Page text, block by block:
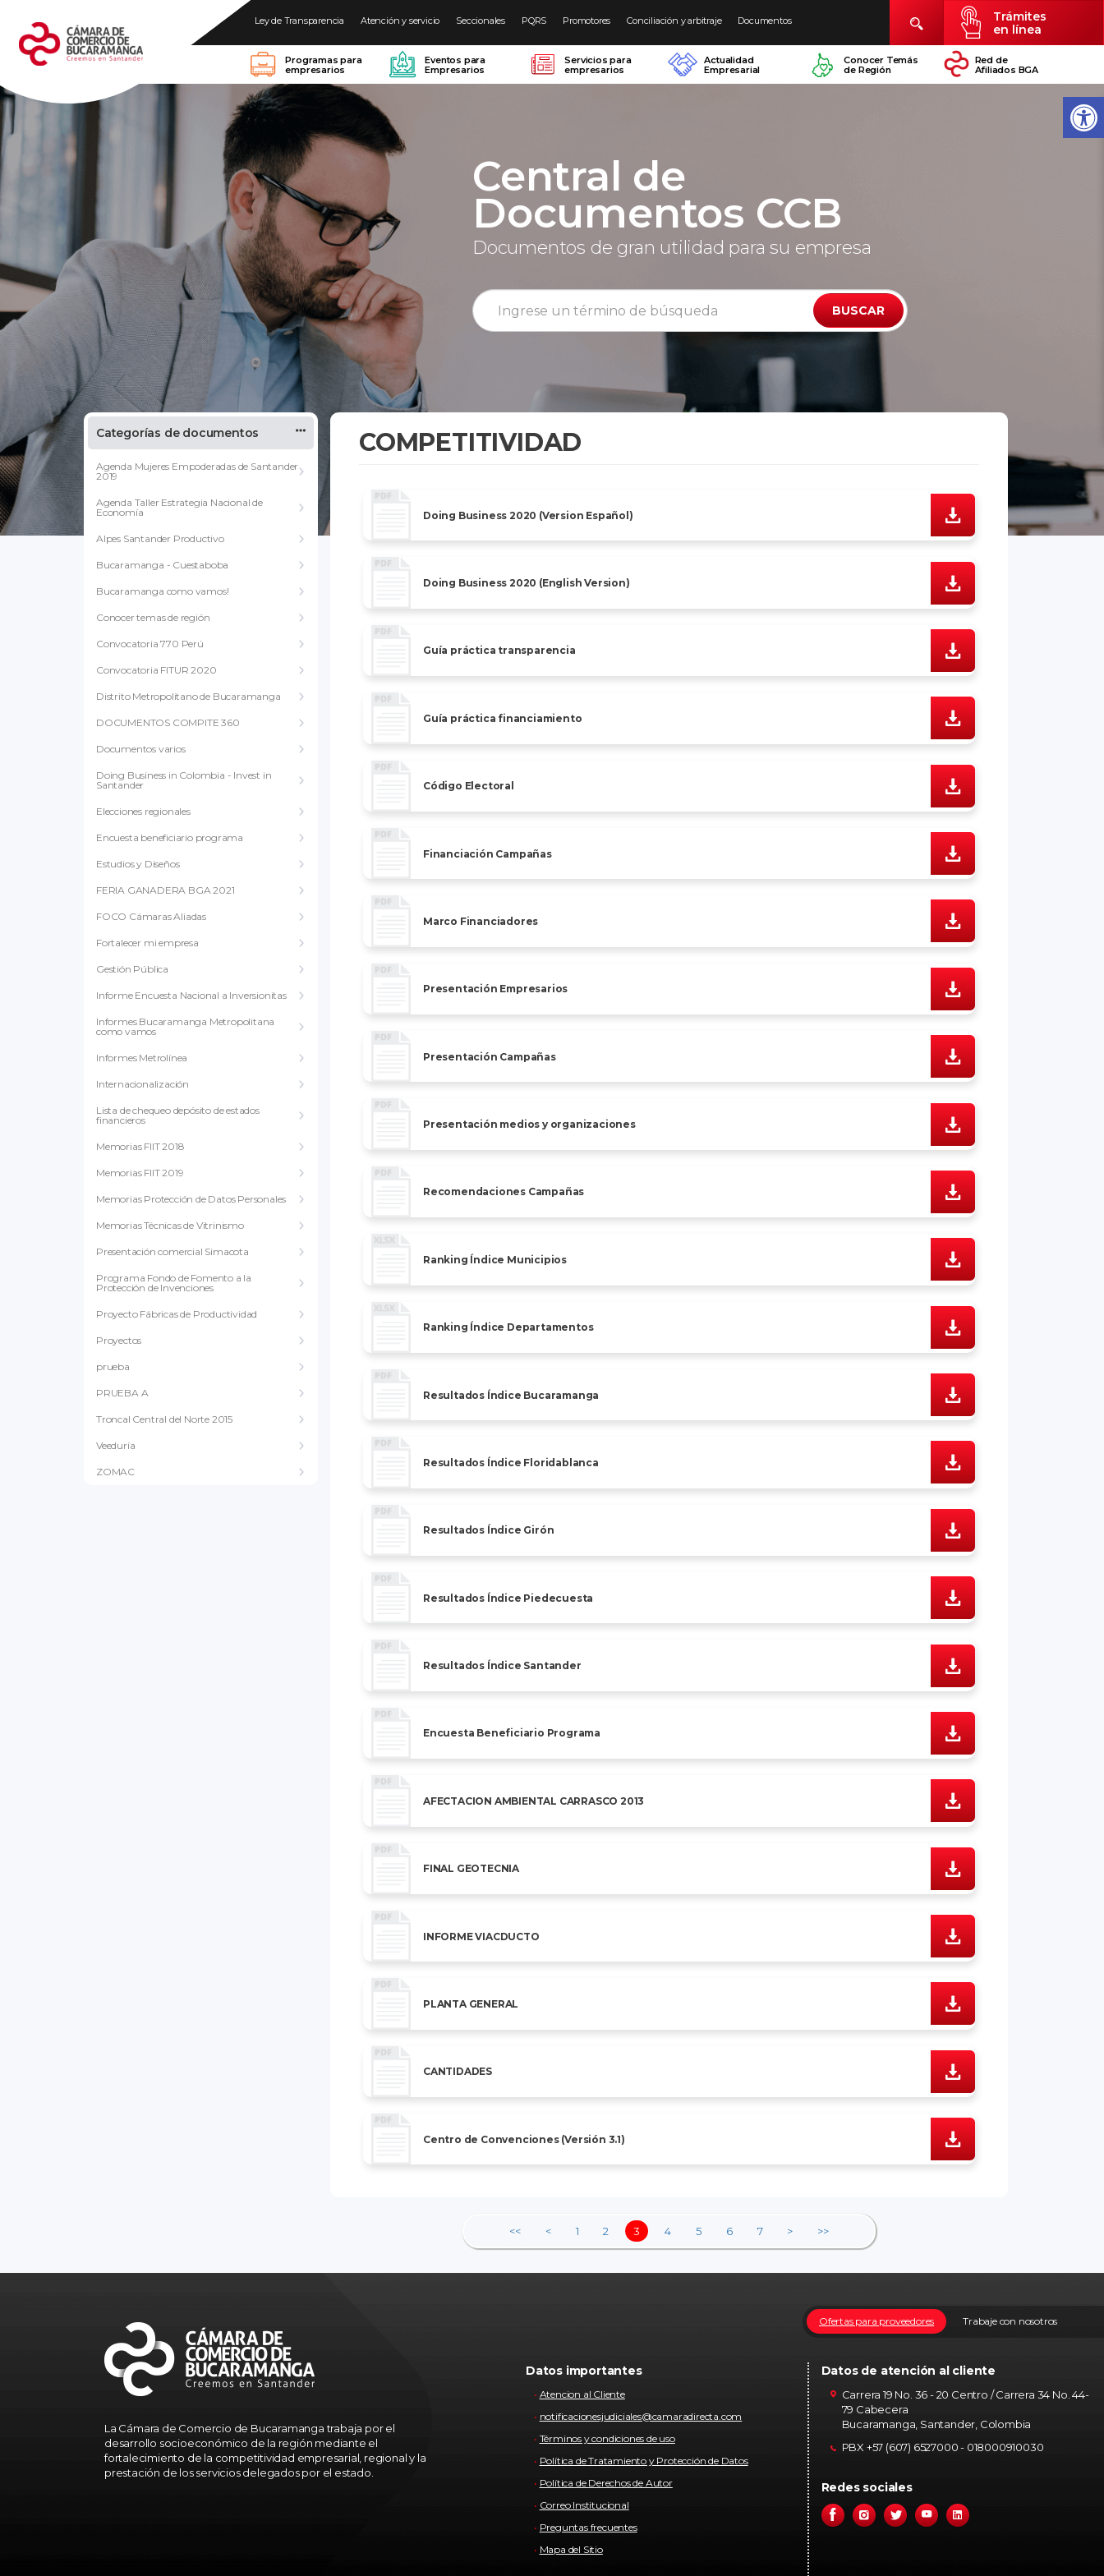
Ley de Transparencia Atención y servicio Seccionales PQRS Promotores Conciliación y arbitraje Documentos
Trámites
en línea
Programas para
empresarios
Eventos para
Empresarios
Servicios para
empresarios
Actualidad
Empresarial
Conocer Temás
de Región
Red de
Afiliados BGA
Central de
Documentos CCB
Documentos de gran utilidad para su empresa
BUSCAR
Categorías de documentos
Agenda Mujeres Empoderadas de Santander
2019
Agenda Taller Estrategia Nacional de
Economía
Alpes Santander Productivo
Bucaramanga - Cuestaboba
Bucaramanga como vamos!
Conocer temas de región
Convocatoria 770 Perú
Convocatoria FITUR 2020
Distrito Metropolitano de Bucaramanga
DOCUMENTOS COMPITE 360
Documentos varios
Doing Business in Colombia - Invest in
Santander
Elecciones regionales
Encuesta beneficiario programa
Estudios y Diseños
FERIA GANADERA BGA 2021
FOCO Cámaras Aliadas
Fortalecer mi empresa
Gestión Pública
Informe Encuesta Nacional a Inversionitas
Informes Bucaramanga Metropolitana
como vamos
Informes Metrolínea
Internacionalización
Lista de chequeo depósito de estados
financieros
Memorias FIIT 2018
Memorias FIIT 2019
Memorias Protección de Datos Personales
Memorias Técnicas de Vitrinismo
Presentación comercial Simacota
Programa Fondo de Fomento a la
Protección de Invenciones
Proyecto Fábricas de Productividad
Proyectos
prueba
PRUEBA A
Troncal Central del Norte 2015
Veeduría
ZOMAC
COMPETITIVIDAD
Doing Business 2020 (Version Español)
Doing Business 2020 (English Version)
Guía práctica transparencia
Guía práctica financiamiento
Código Electoral
Financiación Campañas
Marco Financiadores
Presentación Empresarios
Presentación Campañas
Presentación medios y organizaciones
Recomendaciones Campañas
Ranking Índice Municipios
Ranking Índice Departamentos
Resultados Índice Bucaramanga
Resultados Índice Floridablanca
Resultados Índice Girón
Resultados Índice Piedecuesta
Resultados Índice Santander
Encuesta Beneficiario Programa
AFECTACION AMBIENTAL CARRASCO 2013
FINAL GEOTECNIA
INFORME VIACDUCTO
PLANTA GENERAL
CANTIDADES
Centro de Convenciones (Versión 3.1)
<< < 1 2 3 4 5 6 7 > >>
La Cámara de Comercio de Bucaramanga trabaja por el
desarrollo socioeconómico de la región mediante el
fortalecimiento de la competitividad empresarial, regional y la
prestación de los servicios delegados por el estado.
Trabaje con nosotros
Ofertas para proveedores
Datos importantes
Atencion al Cliente
notificacionesjudiciales@camaradirecta.com
Términos y condiciones de uso
Política de Tratamiento y Protección de Datos
Política de Derechos de Autor
Correo Institucional
Preguntas frecuentes
Mapa del Sitio
Datos de atención al cliente
Carrera 19 No. 36 - 20 Centro / Carrera 34 No. 44-
79 Cabecera
Bucaramanga, Santander, Colombia
PBX +57 (607) 6527000 - 018000910030
Redes sociales